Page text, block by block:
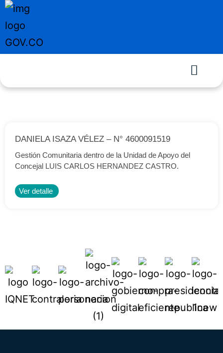
DANIELA ISAZA VÉLEZ – N° 4600091519
Gestión Comunitaria dentro de la Unidad de Apoyo del
Concejal LUIS CARLOS HERNANDEZ CASTRO.
Ver detalle